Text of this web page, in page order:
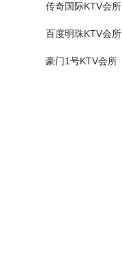
传奇国际KTV会所
百度明珠KTV会所
豪门1号KTV会所